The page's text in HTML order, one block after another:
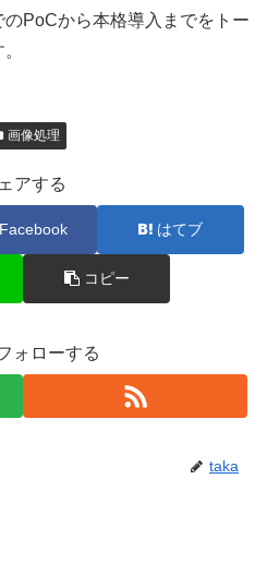
PoCから本格導入までをトー
画像処理
アする
Facebook はてブ
コピー
ォローする
taka